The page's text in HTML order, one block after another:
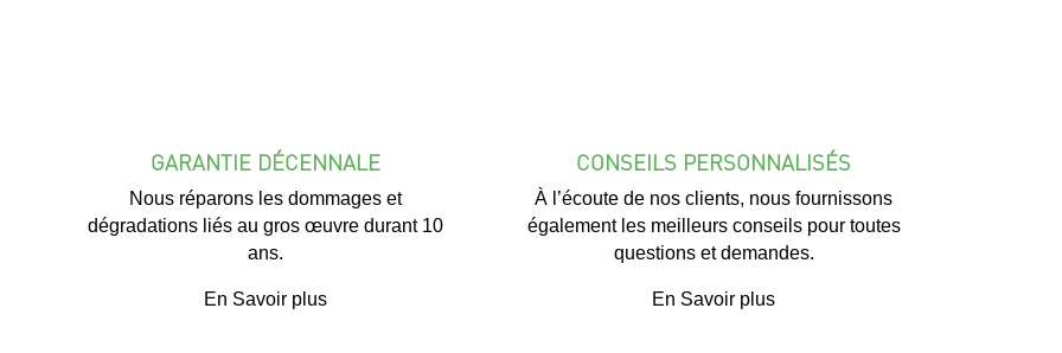
GARANTIE DÉCENNALE
Nous réparons les dommages et
dégradations liés au gros œuvre durant 10
ans.
En Savoir plus
CONSEILS PERSONNALISÉS
À l’écoute de nos clients, nous fournissons
également les meilleurs conseils pour toutes
questions et demandes.
En Savoir plus